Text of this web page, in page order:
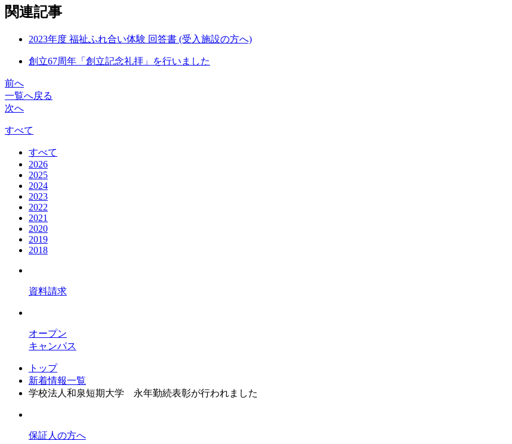
関連記事
2023年度 福祉ふれ合い体験 回答書 (受入施設の方へ)
創立67周年「創立記念礼拝」を行いました
前へ
一覧へ戻る
次へ
すべて
すべて
2026
2025
2024
2023
2022
2021
2020
2019
2018
資料請求
オープン
キャンパス
トップ
新着情報一覧
学校法人和泉短期大学 永年勤続表彰が行われました
保証人の方へ